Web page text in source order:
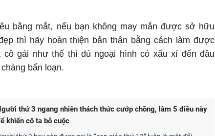
bằng mắt, nếu bạn không may mắn được sở hữu
thì hãy hoàn thiện bản thân bằng cách làm được
cô gái như thế thì dù ngoại hình có xấu xí đến đâu
bấn loạn.
thứ 3 ngang nhiên thách thức cướp chồng, làm 5 điều này
khiến cô ta bỏ cuộc